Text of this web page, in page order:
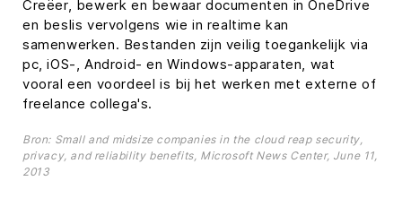
Creëer, bewerk en bewaar documenten in OneDrive
en beslis vervolgens wie in realtime kan
samenwerken. Bestanden zijn veilig toegankelijk via
pc, iOS-, Android- en Windows-apparaten, wat
vooral een voordeel is bij het werken met externe of
freelance collega's.
Bron: Small and midsize companies in the cloud reap security,
privacy, and reliability benefits, Microsoft News Center, June 11,
2013